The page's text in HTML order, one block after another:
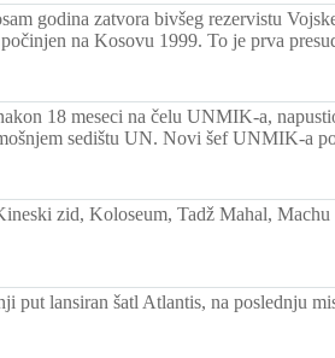
godina zatvora bivšeg rezervistu
na Kosovu 1999. To je prva
18 meseci na čelu UNMIK-a,
sedištu UN. Novi šef UNMIK-a
zid, Koloseum, Tadž Mahal,
put lansiran šatl Atlantis, na poslednju